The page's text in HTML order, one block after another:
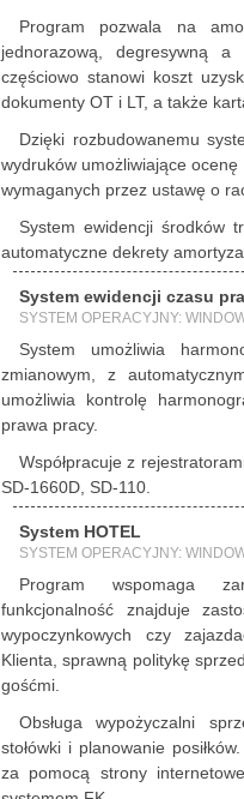
Program pozwala na
jednorazową, degresywną
częściowo stanowi koszt
dokumenty OT i LT, a także
Dzięki rozbudowanemu
wydruków umożliwiające
wymaganych przez ustawę o
System ewidencji środków
automatyczne dekrety
System ewidencji czasu
SYSTEM OPERACYJNY:
System umożliwia
zmianowym, z
umożliwia kontrolę
prawa pracy.
Współpracuje z
SD-1660D, SD-110.
System HOTEL
SYSTEM OPERACYJNY:
Program wspomaga
funkcjonalność znajduje
wypoczynkowych czy
Klienta, sprawną politykę
gośćmi.
Obsługa wypożyczalni
stołówki i planowanie
za pomocą strony